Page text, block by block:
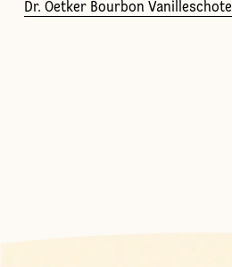
Dr. Oetker Bourbon Vanilleschote